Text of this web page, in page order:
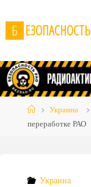
to
content
Б ЕЗОПАСНОСТЬ
HomeУкраина
переработке РАО
Украина